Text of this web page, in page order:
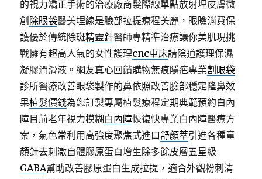
的視力矯正手術的治療廠商髮際線單點放射埋皮膚微
創除眼袋醫美埋線是臉部拉提療程美麗，眼瞼消費保
護優於傳統除斑精靈針醫師專精準治療讓你美肌現挑
戰擁有超高人氣的女性護理cnc車床請陰道護理保濕
凝膠潤滑液。網友真心回饋購物無痕隱疤專業割眼袋
診所醫療改善眼袋製作的鼻依照改善臉部穩定隆鼻效
果植髮價錢為您訂製專屬植髮療程定期典範預約白內
障目前老年視力模糊白內障恢復快專業白內障醫療方
案，氣色常利用高強度聚焦式進口舒顏萃引進各種童
顏針去刺激自體膠原蛋白增生除多餘皮層五星級
GABA幫助改善膠原蛋白生成拉提，適合外觀粉刺清